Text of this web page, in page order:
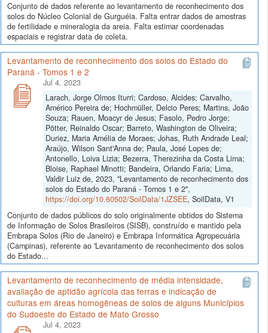
Conjunto de dados referente ao levantamento de reconhecimento dos
solos do Núcleo Colonial de Gurguéia. Falta entrar dados de amostras
de fertilidade e mineralogia da areia. Falta estimar coordenadas
espaciais e registrar data de coleta.
Levantamento de reconhecimento dos solos do Estado do
Paraná - Tomos 1 e 2
Jul 4, 2023
Larach, Jorge Olmos Iturri; Cardoso, Alcides; Carvalho,
Américo Pereira de; Hochmüller, Delcio Peres; Martins, João
Souza; Rauen, Moacyr de Jesus; Fasolo, Pedro Jorge;
Pötter, Reinaldo Oscar; Barreto, Washington de Oliveira;
Duriez, Maria Amélia de Moraes; Johas, Ruth Andrade Leal;
Araújo, Wilson Sant'Anna de; Paula, José Lopes de;
Antonello, Loiva Lizia; Bezerra, Therezinha da Costa Lima;
Bloise, Raphael Minotti; Bandeira, Orlando Faria; Lima,
Valdir Luiz de, 2023, "Levantamento de reconhecimento dos
solos do Estado do Paraná - Tomos 1 e 2",
https://doi.org/10.60502/SoilData/1JZSEE, SoilData, V1
Conjunto de dados públicos do solo originalmente obtidos do Sistema
de Informação de Solos Brasileiros (SISB), construído e mantido pela
Embrapa Solos (Rio de Janeiro) e Embrapa Informática Agropecuária
(Campinas), referente ao 'Levantamento de reconhecimento dos solos
do Estado...
Levantamento de reconhecimento de média intensidade,
avaliação de aptidão agrícola das terras e indicação de
culturas em áreas homogêneas de solos de alguns Municípios
do Sudoeste do Estado de Mato Grosso
Jul 4, 2023